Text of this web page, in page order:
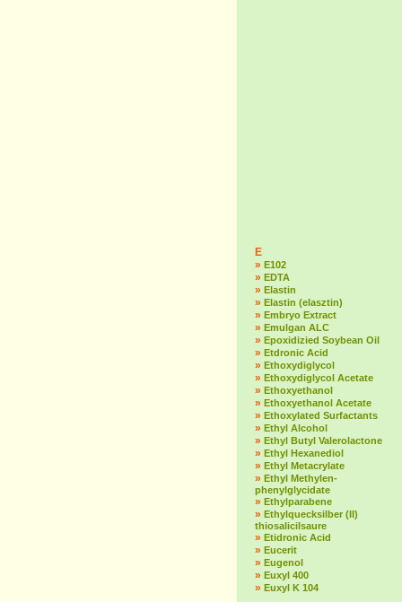
E
» E102
» EDTA
» Elastin
» Elastin (elasztin)
» Embryo Extract
» Emulgan ALC
» Epoxidizied Soybean Oil
» Etdronic Acid
» Ethoxydiglycol
» Ethoxydiglycol Acetate
» Ethoxyethanol
» Ethoxyethanol Acetate
» Ethoxylated Surfactants
» Ethyl Alcohol
» Ethyl Butyl Valerolactone
» Ethyl Hexanediol
» Ethyl Metacrylate
» Ethyl Methylen-
phenylglycidate
» Ethylparabene
» Ethylquecksilber (II)
thiosalicilsaure
» Etidronic Acid
» Eucerit
» Eugenol
» Euxyl 400
» Euxyl K 104